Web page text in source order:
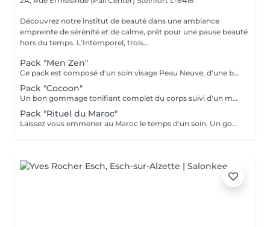
Découvrez notre institut de beauté dans une ambiance
empreinte de sérénité et de calme, prêt pour une pause beauté
hors du temps. L'Intemporel, trois...
Pack "Men Zen"
Ce pack est composé d'un soin visage Peau Neuve, d'une beauté des pieds et d'un massage "Escale à Marrakech" (1h de massage) Déconnection et expérience sensorielle Pour récupérer un "homme" zen :-)
Pack "Cocoon"
Un bon gommage tonifiant complet du corps suivi d'un massage détente du corps 1h, beauté des pieds et manucure.
Pack "Rituel du Maroc"
Laissez vous emmener au Maroc le temps d'un soin. Un gommage complet du corps avec au choix le "gommage à la fleur d'oranger" ou le "gommage au savon noir bio", suivi d'un massage d'une heure "Escale à Marrakech". Un voyage sensoriel parfumé à la fleur d'oranger ou à l'essence d'eucalyptus. Un thé à la menthe vous sera servi après le soin.